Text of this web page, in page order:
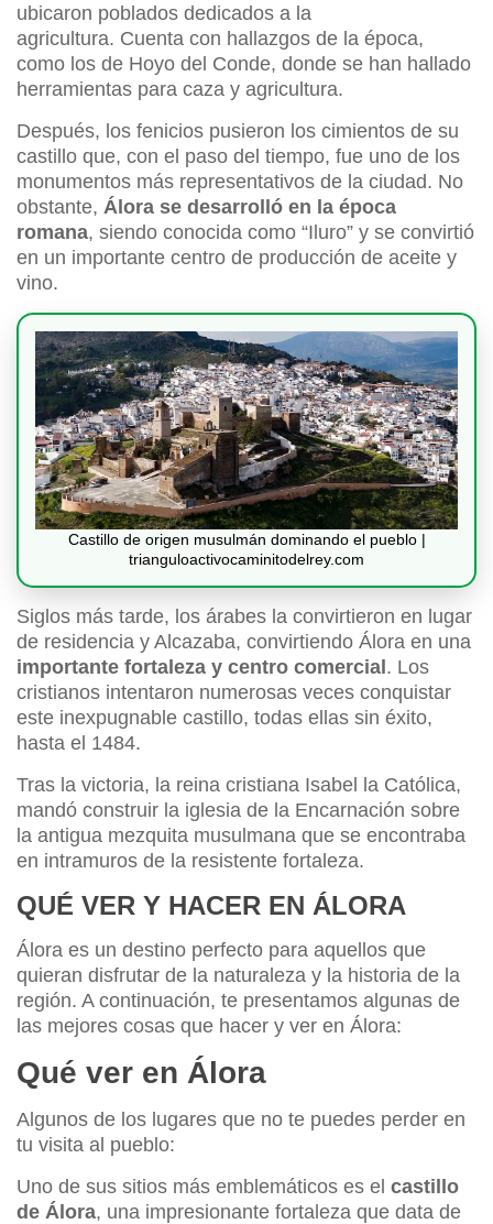
ubicaron poblados dedicados a la
agricultura. Cuenta con hallazgos de la época,
como los de Hoyo del Conde, donde se han hallado
herramientas para caza y agricultura.
Después, los fenicios pusieron los cimientos de su
castillo que, con el paso del tiempo, fue uno de los
monumentos más representativos de la ciudad. No
obstante, Álora se desarrolló en la época
romana, siendo conocida como “Iluro” y se convirtió
en un importante centro de producción de aceite y
vino.
Castillo de origen musulmán dominando el pueblo |
trianguloactivocaminitodelrey.com
Siglos más tarde, los árabes la convirtieron en lugar
de residencia y Alcazaba, convirtiendo Álora en una
importante fortaleza y centro comercial. Los
cristianos intentaron numerosas veces conquistar
este inexpugnable castillo, todas ellas sin éxito,
hasta el 1484.
Tras la victoria, la reina cristiana Isabel la Católica,
mandó construir la iglesia de la Encarnación sobre
la antigua mezquita musulmana que se encontraba
en intramuros de la resistente fortaleza.
QUÉ VER Y HACER EN ÁLORA
Álora es un destino perfecto para aquellos que
quieran disfrutar de la naturaleza y la historia de la
región. A continuación, te presentamos algunas de
las mejores cosas que hacer y ver en Álora:
Qué ver en Álora
Algunos de los lugares que no te puedes perder en
tu visita al pueblo:
Uno de sus sitios más emblemáticos es el castillo
de Álora, una impresionante fortaleza que data de